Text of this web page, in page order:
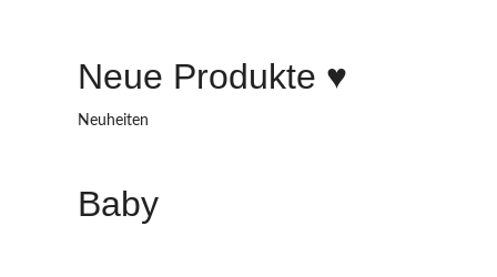
Neue Produkte ♥️
Neuheiten
Baby